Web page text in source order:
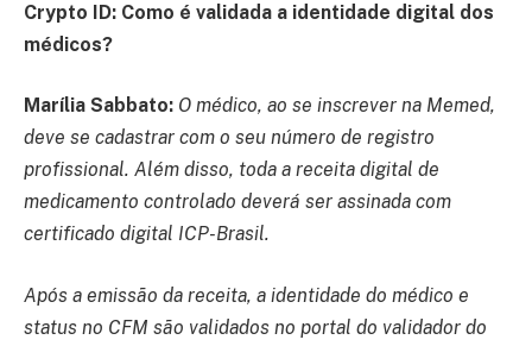
Crypto ID: Como é validada a identidade digital dos
médicos?
Marília Sabbato: O médico, ao se inscrever na Memed,
deve se cadastrar com o seu número de registro
profissional. Além disso, toda a receita digital de
medicamento controlado deverá ser assinada com
certificado digital ICP-Brasil.
Após a emissão da receita, a identidade do médico e
status no CFM são validados no portal do validador do